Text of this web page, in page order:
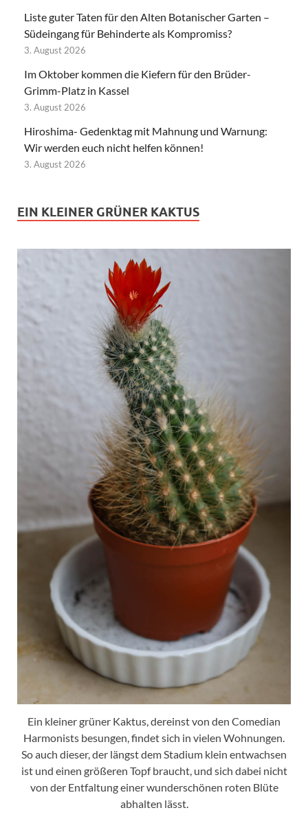
Liste guter Taten für den Alten Botanischer Garten –
Südeingang für Behinderte als Kompromiss?
3. August 2026
Im Oktober kommen die Kiefern für den Brüder-
Grimm-Platz in Kassel
3. August 2026
Hiroshima- Gedenktag mit Mahnung und Warnung:
Wir werden euch nicht helfen können!
3. August 2026
EIN KLEINER GRÜNER KAKTUS
Ein kleiner grüner Kaktus, dereinst von den Comedian
Harmonists besungen, findet sich in vielen Wohnungen.
So auch dieser, der längst dem Stadium klein entwachsen
ist und einen größeren Topf braucht, und sich dabei nicht
von der Entfaltung einer wunderschönen roten Blüte
abhalten lässt.